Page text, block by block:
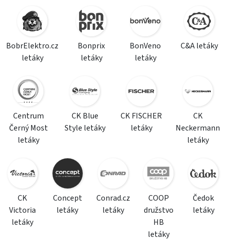
BobrElektro.cz
letáky
Bonprix
letáky
BonVeno
letáky
C&A letáky
Centrum
Černý Most
letáky
CK Blue
Style letáky
CK FISCHER
letáky
CK
Neckermann
letáky
CK
Victoria
letáky
Concept
letáky
Conrad.cz
letáky
COOP
družstvo
HB
letáky
Čedok
letáky